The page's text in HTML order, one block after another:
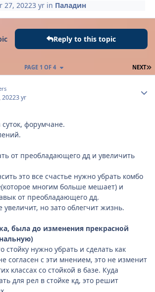
27, 20223 yr in Паладин
Reply to this topic
NEXT
PAGE 1 OF 4
20223 yr
форумчане.
от преобладающего дд и увеличить
это все счастье нужно убрать комбо
многим больше мешает) и
от преобладающего дд.
но зато облегчит жизнь.
была до изменения прекрасной
стойку нужно убрать и сделать как
согласен с эти мнением, это не изменит
классах со стойкой в базе. Куда
для рел в стойке кд, это решит